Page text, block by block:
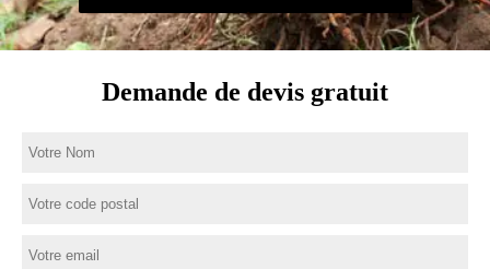
Demande de devis gratuit